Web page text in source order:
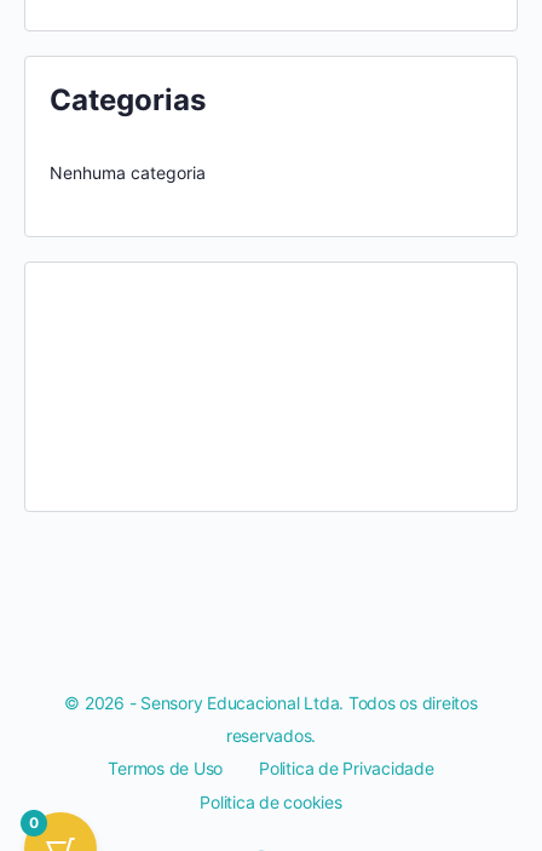
Categorias
Nenhuma categoria
© 2026 - Sensory Educacional Ltda. Todos os direitos
reservados.
Termos de Uso
Politica de Privacidade
Politica de cookies
0